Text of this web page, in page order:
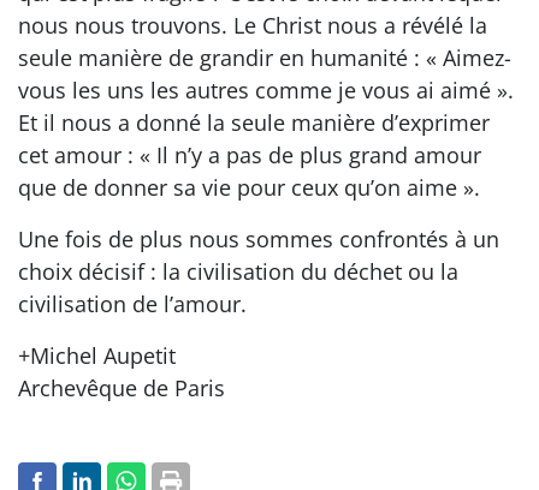
nous nous trouvons. Le Christ nous a révélé la
seule manière de grandir en humanité : « Aimez-
vous les uns les autres comme je vous ai aimé ».
Et il nous a donné la seule manière d’exprimer
cet amour : « Il n’y a pas de plus grand amour
que de donner sa vie pour ceux qu’on aime ».
Une fois de plus nous sommes confrontés à un
choix décisif : la civilisation du déchet ou la
civilisation de l’amour.
+Michel Aupetit
Archevêque de Paris